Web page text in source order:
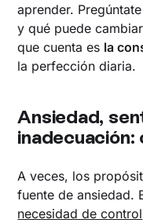
aprender.
y qué puede
que cuenta es la
la perfección diaria.
Ansiedad,
A veces, los
fuente de ansiedad.
necesidad de control